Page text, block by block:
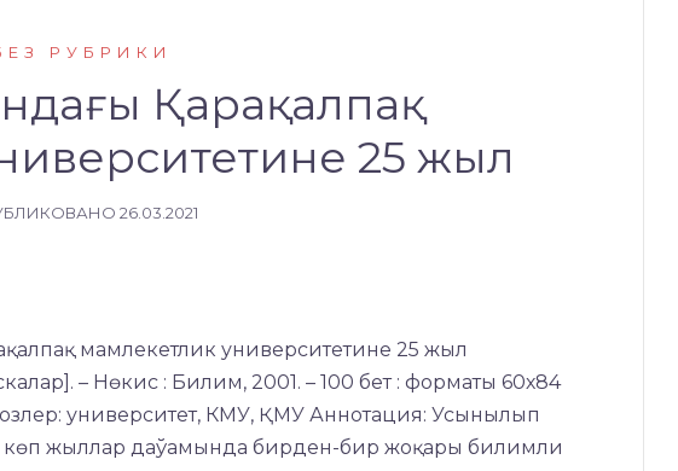
РУБРИКИ
Қарақалпақ
25 жыл
26.03.2021
мамлекетлик университетине 25 жыл
– Нөкис : Билим, 2001. – 100 бет : форматы 60х84
университет, КМУ, ҚМУ Аннотация: Усынылып
көп жыллар даўамында бирден-бир жоқары билимли